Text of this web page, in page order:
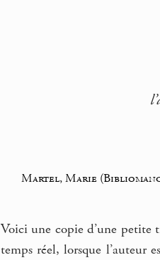
Martel, Marie
Voici une copie d’une petite
temps réel, lorsque l’auteur